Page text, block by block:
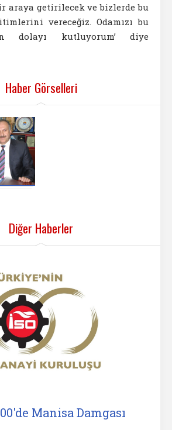
araya getirilecek ve bizlerde bu
vereceğiz. Odamızı bu
dolayı kutluyorum’ diye
Haber Görselleri
Diğer Haberler
Manisa Damgası